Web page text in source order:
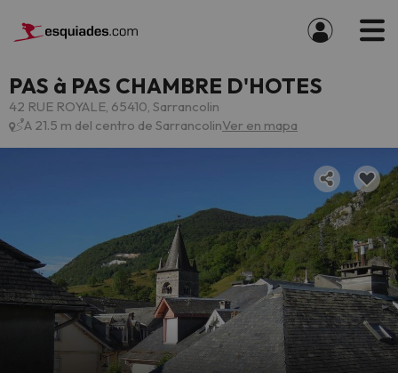
PAS à PAS CHAMBRE D'HOTES
42 RUE ROYALE, 65410, Sarrancolin
A 21.5 m del centro de SarrancolinVer en mapa